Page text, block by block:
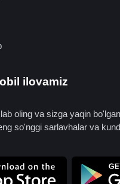
ilovamiz
oling va sizga yaqin
so'nggi sarlavhalar va